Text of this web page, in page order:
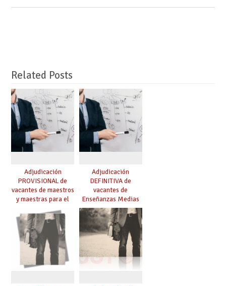
Related Posts
Adjudicación
PROVISIONAL de
vacantes de maestros
y maestras para el
curso 26-27
Adjudicación
DEFINITIVA de
vacantes de
Enseñanzas Medias
para el curso 26-27